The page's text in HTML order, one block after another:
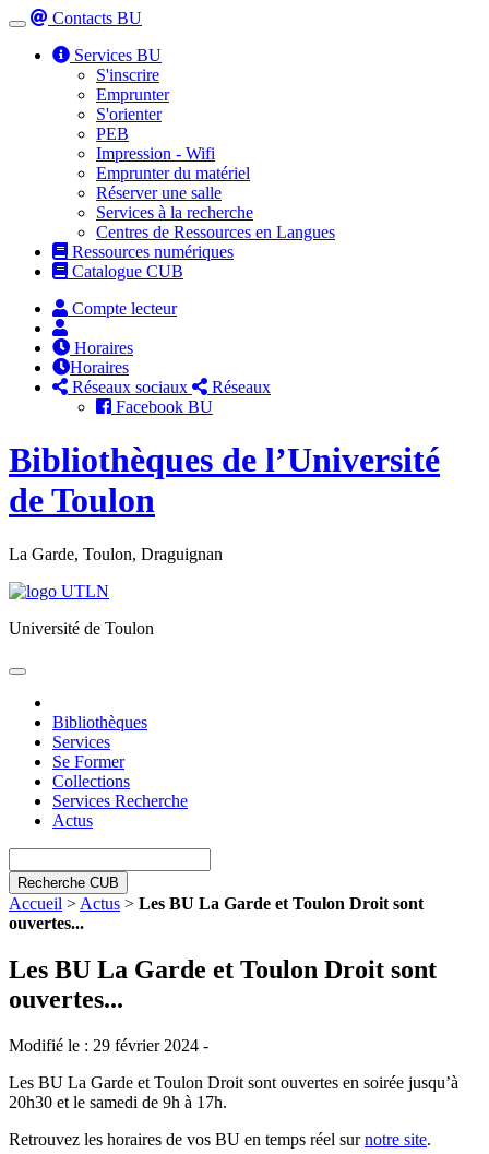
Toggle
navigation
Contacts BU
Services BU
S'inscrire
Emprunter
S'orienter
PEB
Impression - Wifi
Emprunter du matériel
Réserver une salle
Services à la recherche
Centres de Ressources en Langues
Ressources numériques
Catalogue CUB
Compte lecteur
Horaires
Horaires
Réseaux sociaux
Réseaux
Facebook BU
Bibliothèques de l’Université
de Toulon
La Garde, Toulon, Draguignan
Université de Toulon
Toggle
Bibliothèques
Services
Se Former
Collections
Services Recherche
Actus
Recherche CUB
Accueil > Actus > Les BU La Garde et Toulon Droit sont
ouvertes...
Les BU La Garde et Toulon Droit sont
ouvertes...
Modifié le : 29 février 2024 -
Les BU La Garde et Toulon Droit sont ouvertes en soirée jusqu’à
20h30 et le samedi de 9h à 17h.
Retrouvez les horaires de vos BU en temps réel surnotre site.